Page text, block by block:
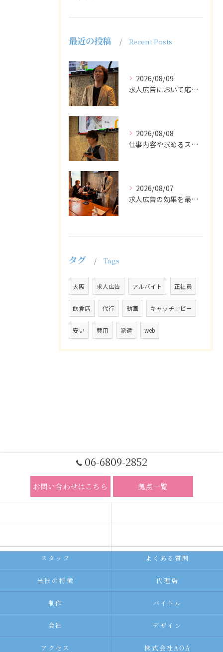
最近の投稿 Recent Posts
2026/08/09
求人広告において応募者の質を大きく左右するのは、求人内容の充...
2026/08/08
仕事内容や求めるスキルを明確にし、ターゲット層に響くメッセー...
2026/08/07
求人広告の効果を最大化するために最も重要なのは、掲載タイミン...
タグ Tags
大阪 求人広告 アルバイト 正社員
飲食店 代行 動画 キャッチコピー
安い 費用 派遣 web
06-6809-2852
お問い合わせはこちら 拠点一覧
スタッフ よくある質問
当社の特徴 代理店
制作 バイトル
会社 デザイン
アクセス 株式会社AOA